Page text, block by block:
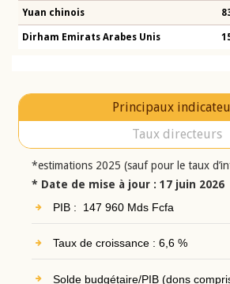
Yuan chinois
Dirham Emirats Arabes Unis
Principaux
Taux directeurs
*estimations 2025 (sauf pour le taux
* Date de mise à jour : 17 juin 2026
PIB : 147 960 Mds Fcfa
Taux de croissance : 6,6 %
Solde budgétaire/PIB (dons